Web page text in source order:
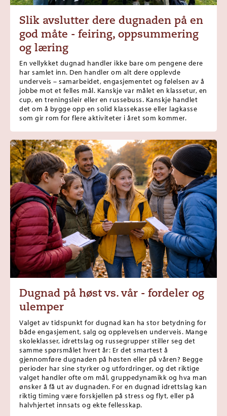
Slik avslutter dere dugnaden på en
god måte - feiring, oppsummering
og læring
En vellykket dugnad handler ikke bare om pengene dere
har samlet inn. Den handler om alt dere opplevde
underveis – samarbeidet, engasjementet og følelsen av å
jobbe mot et felles mål. Kanskje var målet en klassetur, en
cup, en treningsleir eller en russebuss. Kanskje handlet
det om å bygge opp en solid klassekasse eller lagkasse
som gir rom for flere aktiviteter i året som kommer.
Dugnad på høst vs. vår - fordeler og
ulemper
Valget av tidspunkt for dugnad kan ha stor betydning for
både engasjement, salg og opplevelsen underveis. Mange
skoleklasser, idrettslag og russegrupper stiller seg det
samme spørsmålet hvert år: Er det smartest å
gjennomføre dugnaden på høsten eller på våren? Begge
perioder har sine styrker og utfordringer, og det riktige
valget handler ofte om mål, gruppedynamikk og hva man
ønsker å få ut av dugnaden. For en dugnad idrettslag kan
riktig timing være forskjellen på stress og flyt, eller på
halvhjertet innsats og ekte fellesskap.